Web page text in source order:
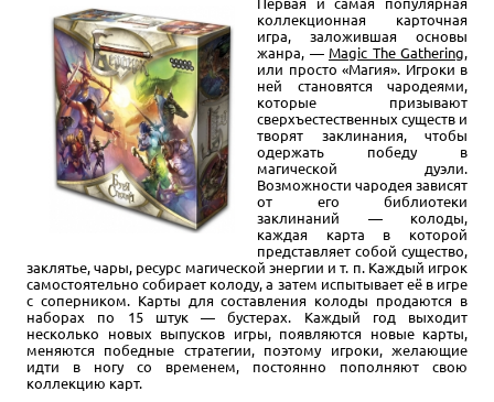
коллекционная карточная
игра, заложившая основы
жанра, — Magic The Gathering,
или просто «Магия». Игроки в
ней становятся чародеями,
которые призывают
сверхъестественных существ и
творят заклинания, чтобы
одержать победу в
магической дуэли.
Возможности чародея зависят
от его библиотеки
заклинаний — колоды,
каждая карта в которой
представляет собой существо,
заклятье, чары, ресурс магической энергии и т. п. Каждый игрок
самостоятельно собирает колоду, а затем испытывает её в игре
с соперником. Карты для составления колоды продаются в
наборах по 15 штук — бустерах. Каждый год выходит
несколько новых выпусков игры, появляются новые карты,
меняются победные стратегии, поэтому игроки, желающие
идти в ногу со временем, постоянно пополняют свою
коллекцию карт.